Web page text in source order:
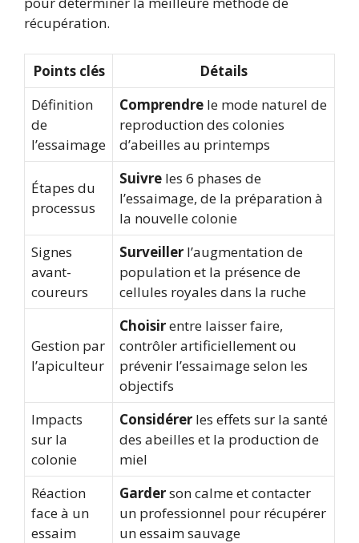
récupération.
Points clés
Détails
Définition
de
l’essaimage
Comprendre le mode naturel de
reproduction des colonies
d’abeilles au printemps
Étapes du
processus
Suivre les 6 phases de
l’essaimage, de la préparation à
la nouvelle colonie
Signes
avant-
coureurs
Surveiller l’augmentation de
population et la présence de
cellules royales dans la ruche
Gestion par
l’apiculteur
Choisirentre laisser faire,
contrôler artificiellement ou
prévenir l’essaimage selon les
objectifs
Impacts
sur la
colonie
Considérer les effets sur la santé
des abeilles et la production de
miel
Réaction
face à un
essaim
Garderson calme et contacter
un professionnel pour récupérer
un essaim sauvage